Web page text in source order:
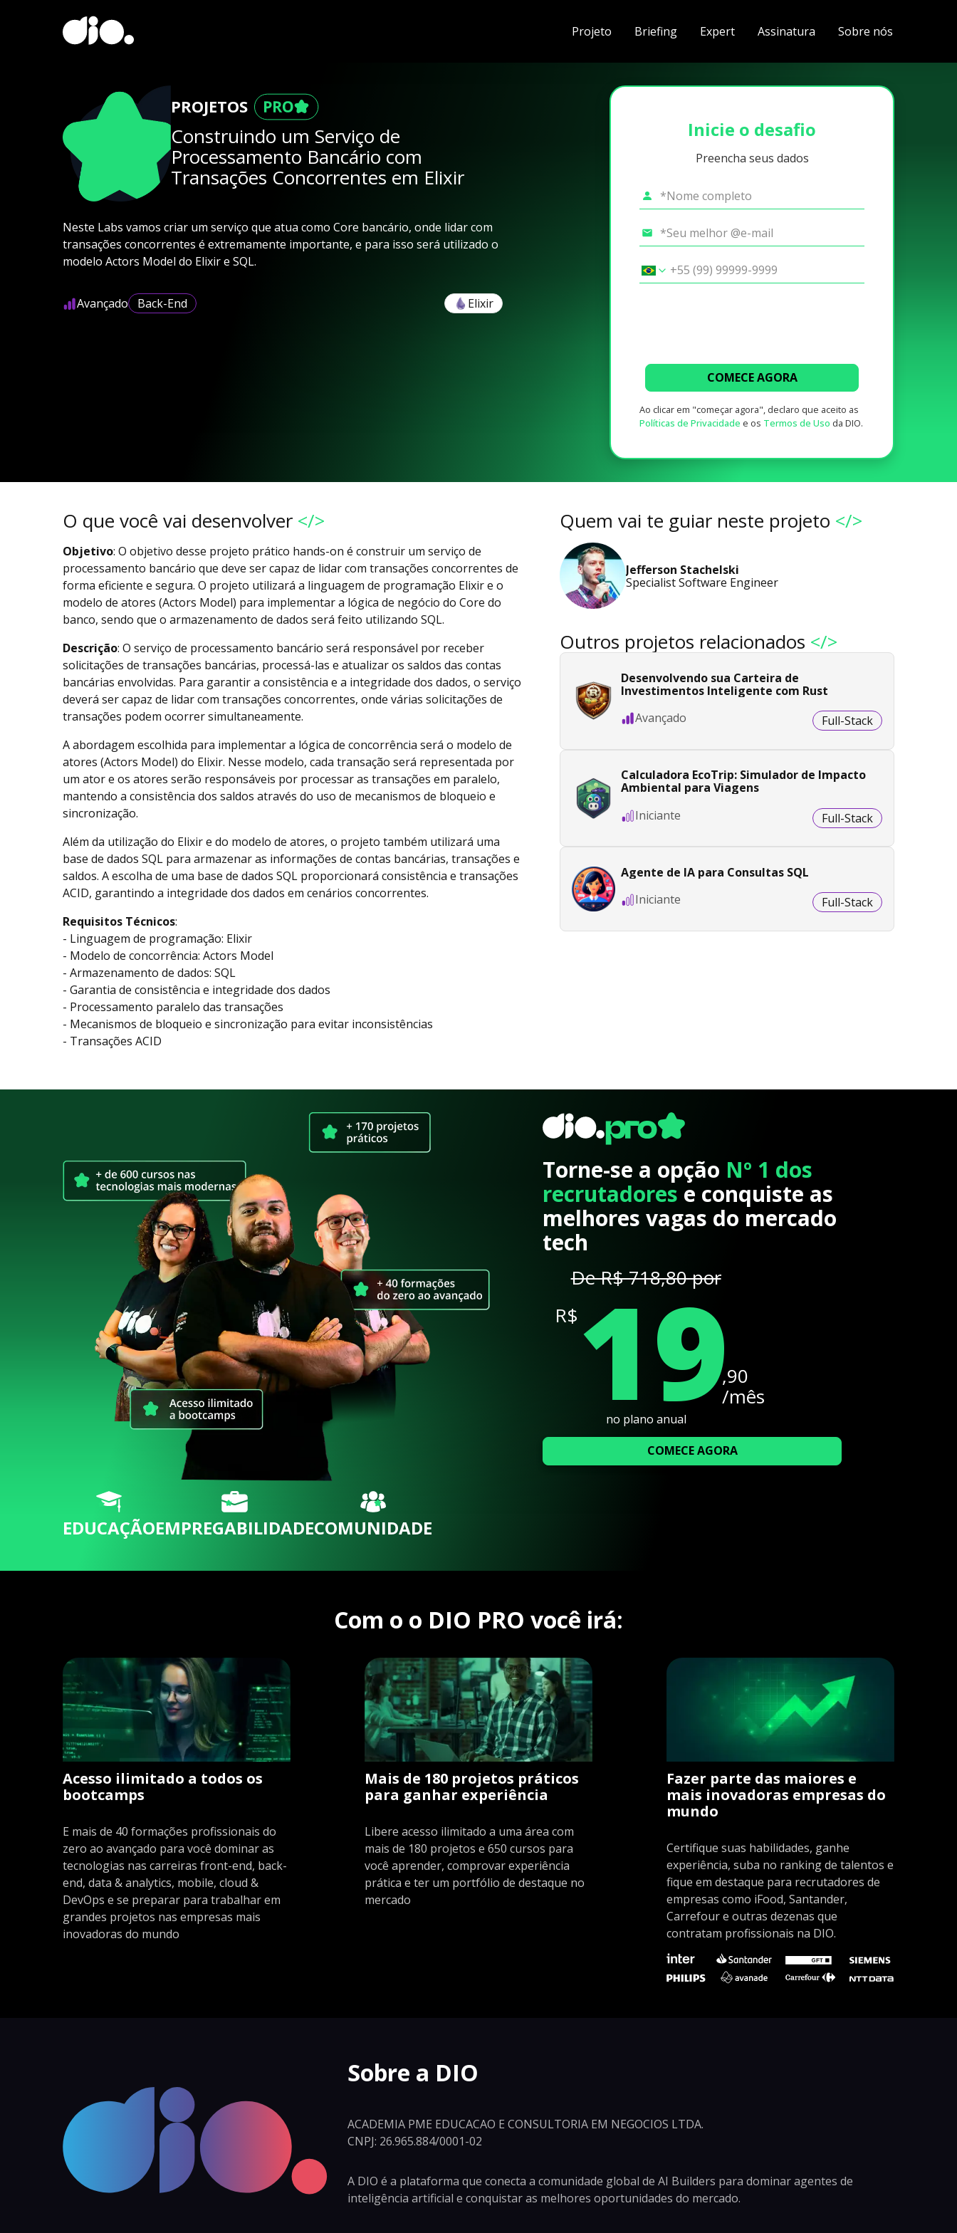
Projeto Briefing Expert Assinatura Sobre nós
PROJETOS
Construindo um Serviço de
Processamento Bancário com
Transações Concorrentes em Elixir
Neste Labs vamos criar um serviço que atua como Core bancário, onde lidar com
transações concorrentes é extremamente importante, e para isso será utilizado o
modelo Actors Model do Elixir e SQL.
Avançado Back-End Elixir
Inicie o desafio
Preencha seus dados
COMECE AGORA
Ao clicar em "começar agora", declaro que aceito as
Políticas de Privacidade e os Termos de Uso da DIO.
O que você vai desenvolver </>
Objetivo: O objetivo desse projeto prático hands-on é construir um serviço de
processamento bancário que deve ser capaz de lidar com transações concorrentes de
forma eficiente e segura. O projeto utilizará a linguagem de programação Elixir e o
modelo de atores (Actors Model) para implementar a lógica de negócio do Core do
banco, sendo que o armazenamento de dados será feito utilizando SQL.
Descrição: O serviço de processamento bancário será responsável por receber
solicitações de transações bancárias, processá-las e atualizar os saldos das contas
bancárias envolvidas. Para garantir a consistência e a integridade dos dados, o serviço
deverá ser capaz de lidar com transações concorrentes, onde várias solicitações de
transações podem ocorrer simultaneamente.
A abordagem escolhida para implementar a lógica de concorrência será o modelo de
atores (Actors Model) do Elixir. Nesse modelo, cada transação será representada por
um ator e os atores serão responsáveis por processar as transações em paralelo,
mantendo a consistência dos saldos através do uso de mecanismos de bloqueio e
sincronização.
Além da utilização do Elixir e do modelo de atores, o projeto também utilizará uma
base de dados SQL para armazenar as informações de contas bancárias, transações e
saldos. A escolha de uma base de dados SQL proporcionará consistência e transações
ACID, garantindo a integridade dos dados em cenários concorrentes.
Requisitos Técnicos:
- Linguagem de programação: Elixir
- Modelo de concorrência: Actors Model
- Armazenamento de dados: SQL
- Garantia de consistência e integridade dos dados
- Processamento paralelo das transações
- Mecanismos de bloqueio e sincronização para evitar inconsistências
- Transações ACID
Quem vai te guiar neste projeto </>
Jefferson Stachelski
Specialist Software Engineer
Outros projetos relacionados </>
Desenvolvendo sua Carteira de
Investimentos Inteligente com Rust
Avançado
Full-Stack
Calculadora EcoTrip: Simulador de Impacto
Ambiental para Viagens
Iniciante
Full-Stack
Agente de IA para Consultas SQL
Iniciante
Full-Stack
EDUCAÇÃOEMPREGABILIDADECOMUNIDADE
Torne-se a opção Nº 1 dos
recrutadores e conquiste as
melhores vagas do mercado
tech
De R$ 718,80 por
R$ 19,90
/mês
no plano anual
COMECE AGORA
Com o o DIO PRO você irá:
Acesso ilimitado a todos os
bootcamps
E mais de 40 formações profissionais do
zero ao avançado para você dominar as
tecnologias nas carreiras front-end, back-
end, data & analytics, mobile, cloud &
DevOps e se preparar para trabalhar em
grandes projetos nas empresas mais
inovadoras do mundo
Mais de 180 projetos práticos
para ganhar experiência
Libere acesso ilimitado a uma área com
mais de 180 projetos e 650 cursos para
você aprender, comprovar experiência
prática e ter um portfólio de destaque no
mercado
Fazer parte das maiores e
mais inovadoras empresas do
mundo
Certifique suas habilidades, ganhe
experiência, suba no ranking de talentos e
fique em destaque para recrutadores de
empresas como iFood, Santander,
Carrefour e outras dezenas que
contratam profissionais na DIO.
Sobre a DIO
ACADEMIA PME EDUCACAO E CONSULTORIA EM NEGOCIOS LTDA.
CNPJ: 26.965.884/0001-02
A DIO é a plataforma que conecta a comunidade global de AI Builders para dominar agentes de
inteligência artificial e conquistar as melhores oportunidades do mercado.